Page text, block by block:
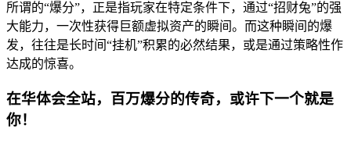
所谓的“爆分”，正是指玩家在特定条件下，通过“招财兔”的强
大能力，一次性获得巨额虚拟资产的瞬间。而这种瞬间的爆
发，往往是长时间“挂机”积累的必然结果，或是通过策略性作
达成的惊喜。
在华体会全站，百万爆分的传奇，或许下一个就是
你！